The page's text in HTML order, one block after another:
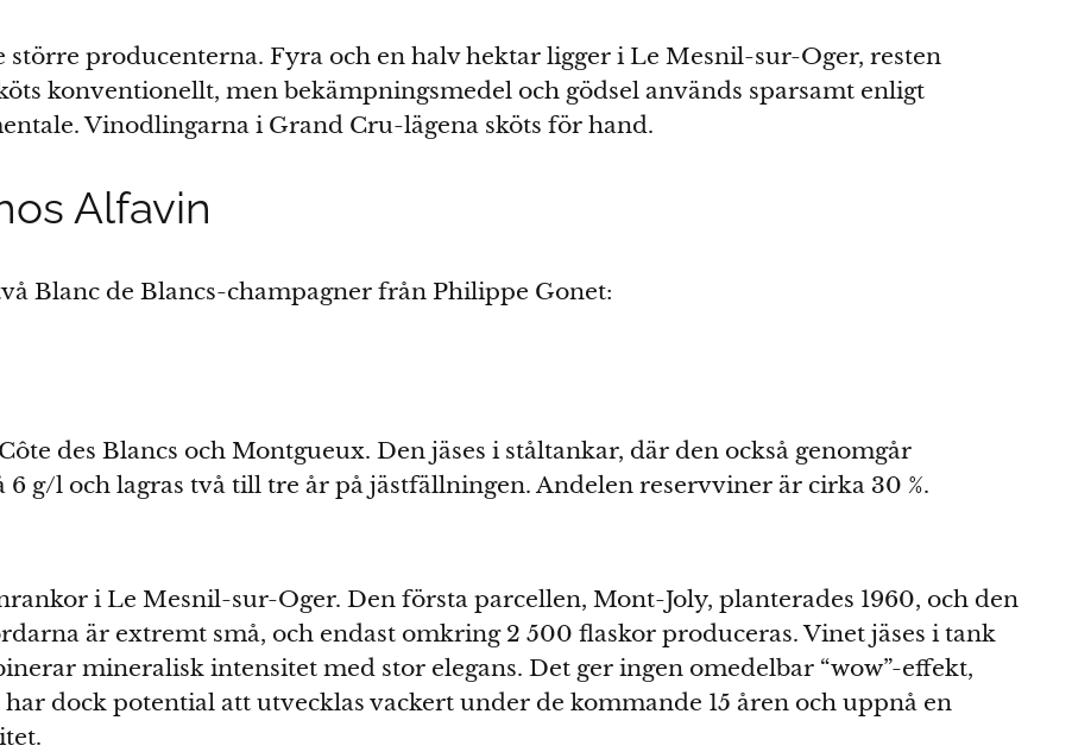
producenterna. Fyra och en halv hektar ligger i Le Mesnil-sur-Oger, resten
konventionellt, men bekämpningsmedel och gödsel används sparsamt enligt
Vinodlingarna i Grand Cru-lägena sköts för hand.
Alfavin
Blanc de Blancs-champagner från Philippe Gonet:
des Blancs och Montgueux. Den jäses i ståltankar, där den också genomgår
g/l och lagras två till tre år på jästfällningen. Andelen reservviner är cirka 30 %.
i Le Mesnil-sur-Oger. Den första parcellen, Mont-Joly, planterades 1960, och den
är extremt små, och endast omkring 2 500 flaskor produceras. Vinet jäses i tank
mineralisk intensitet med stor elegans. Det ger ingen omedelbar “wow”-effekt,
dock potential att utvecklas vackert under de kommande 15 åren och uppnå en